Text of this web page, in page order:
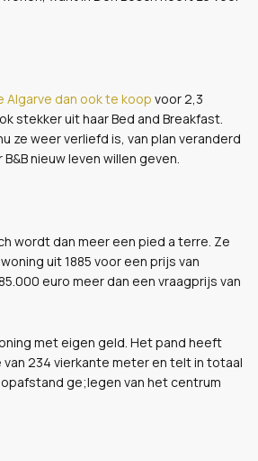
Algarve dan ook te koop voor 2,3
stekker uit haar Bed and Breakfast.
ze weer verliefd is, van plan veranderd
nieuw leven willen geven.
wordt dan meer een pied a terre. Ze
uit 1885 voor een prijs van
euro meer dan een vraagprijs van
met eigen geld. Het pand heeft
234 vierkante meter en telt in totaal
ge;legen van het centrum